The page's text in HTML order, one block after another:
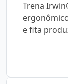
Trena
e fita